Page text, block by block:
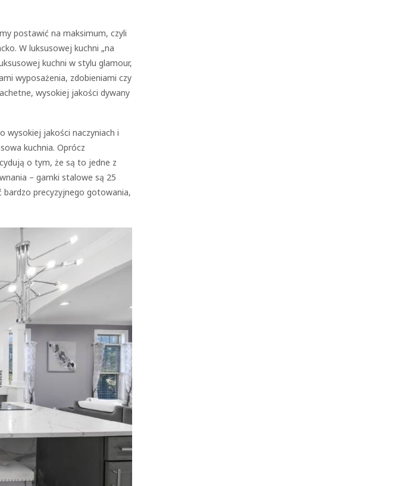
postawić na maksimum, czyli
W luksusowej kuchni „na
kuchni w stylu glamour,
wyposażenia, zdobieniami czy
wysokiej jakości dywany
wysokiej jakości naczyniach i
kuchnia. Oprócz
o tym, że są to jedne z
– garnki stalowe są 25
bardzo precyzyjnego gotowania,